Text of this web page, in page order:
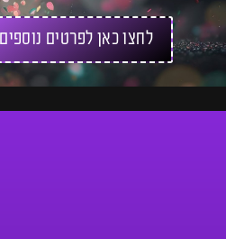
לחצו כאן לפרטים נוספים